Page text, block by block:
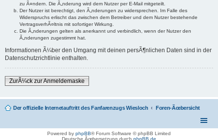
zu Ã¤ndern. Die Ã„nderung wird dem Nutzer per E-Mail mitgeteilt.
Der Nutzer ist berechtigt, den Ã„nderungen zu widersprechen. Im Falle des
Widerspruchs erlischt das zwischen dem Betreiber und dem Nutzer bestehende
VertragsverhÃ¤ltnis mit sofortiger Wirkung.
Die Ã„nderungen gelten als anerkannt und verbindlich, wenn der Nutzer den
Ã„nderungen zugestimmt hat.
Informationen Ã¼ber den Umgang mit deinen persÃ¶nlichen Daten sind in der
Datenschutzrichtlinie enthalten.
ZurÃ¼ck zur Anmeldemaske
Der offizielle Internetauftritt des Fanfarenzugs Wiesloch Foren-Ãœbersicht
Powered by phpBB® Forum Software © phpBB Limited
Deutsche Ãœbersetzung durch phpBB.de